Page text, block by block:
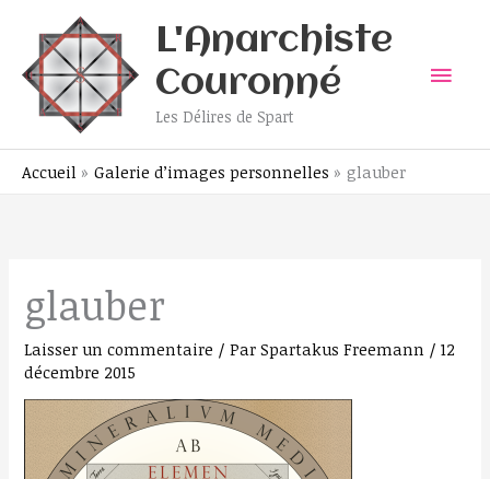
contenu
L'Anarchiste
Couronné
Les Délires de Spart
Accueil Galerie d’images personnelles glauber
glauber
Laisser un commentaire / ParSpartakus Freemann /12
décembre 2015